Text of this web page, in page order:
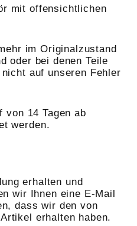
mit offensichtlichen
im Originalzustand
oder bei denen Teile
auf unseren Fehler
von 14 Tagen ab
werden.
erhalten und
wir Ihnen eine E-Mail
dass wir den von
erhalten haben.